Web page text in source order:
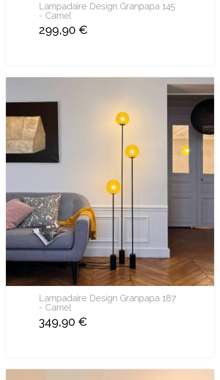
Lampadaire Design Granpapa 145
- Camel
299,90 €
Lampadaire Design Granpapa 187
- Camel
349,90 €